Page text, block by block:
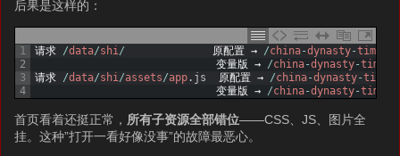
后果是这样的：
1
2
3
4
请求 /data/shi / 原配置 → /china-dynasty-
变量版 → /china-dynasty-
请求 /data/shi /assets/app. js 原配置 → /china-dynasty-
变量版 → /china-dynasty-
首页看着还挺正常， 所有子资源全部错位——CSS、JS、图片全
挂。这种”打开一看好像没事”的故障最恶心。